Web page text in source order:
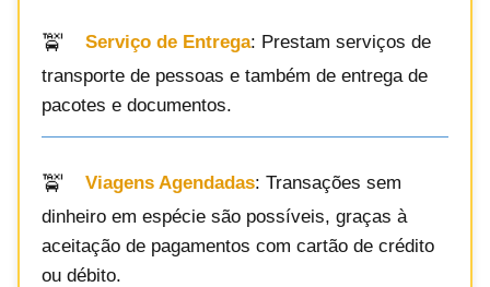
Serviço de Entrega: Prestam serviços de
transporte de pessoas e também de entrega de
pacotes e documentos.
Viagens Agendadas: Transações sem
dinheiro em espécie são possíveis, graças à
aceitação de pagamentos com cartão de crédito
ou débito.